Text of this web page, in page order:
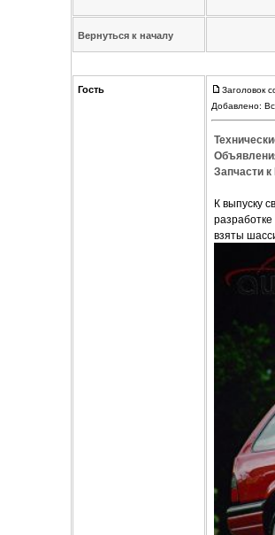
Вернуться к началу
Гость
Заголовок
Добавлено:
Запчасти
К выпуску
взяты